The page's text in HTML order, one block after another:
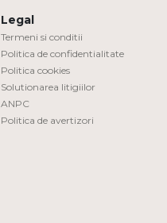
Legal
Termeni si conditii
Politica de confidentialitate
Politica cookies
Solutionarea litigiilor
ANPC
Politica de avertizori